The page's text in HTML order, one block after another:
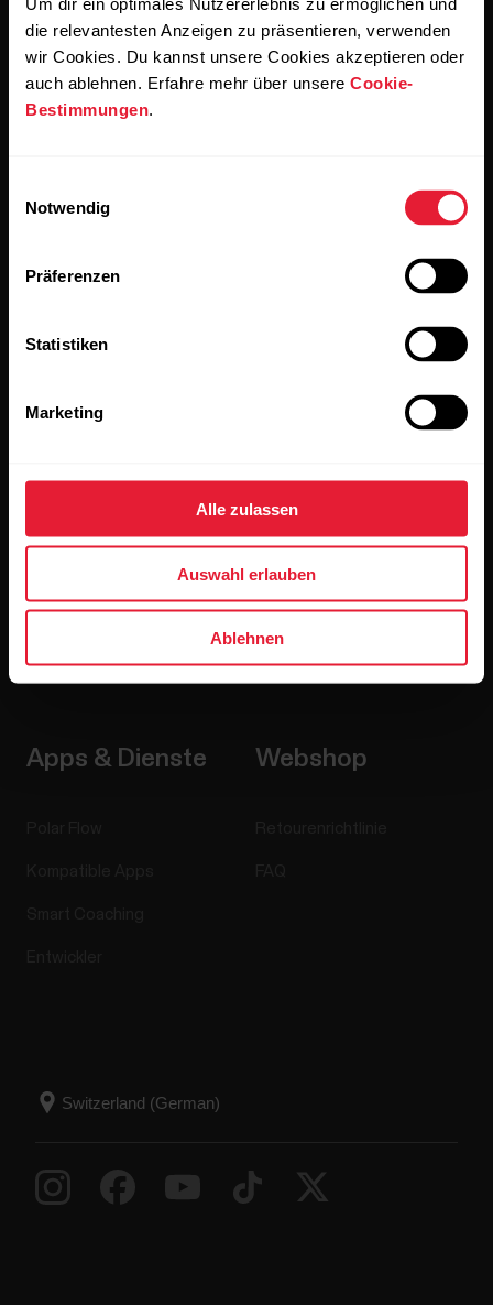
die relevantesten Anzeigen zu präsentieren, verwenden
wir Cookies. Du kannst unsere Cookies akzeptieren oder
auch ablehnen. Erfahre mehr über unsere Cookie-
Bestimmungen.
Notwendig
Präferenzen
Statistiken
Marketing
Alle zulassen
Auswahl erlauben
Ablehnen
Wenn du auf „Abonnieren“ klickst, erklärst du dich damit
einverstanden, E-Mails von Polar zu erhalten und bestätigst,
Accessoires Polar for Business
Jobs
Media Room
Softwareversionen
Apps & Dienste Webshop